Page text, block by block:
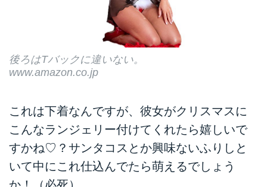
後ろはTバックに違いない。
www.amazon.co.jp
これは下着なんですが、彼女がクリスマスに
こんなランジェリー付けてくれたら嬉しいで
すかね♡？サンタコスとか興味ないふりしと
いて中にこれ仕込んでたら萌えるでしょう